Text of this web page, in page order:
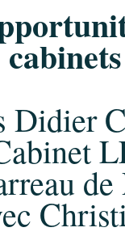
Didier